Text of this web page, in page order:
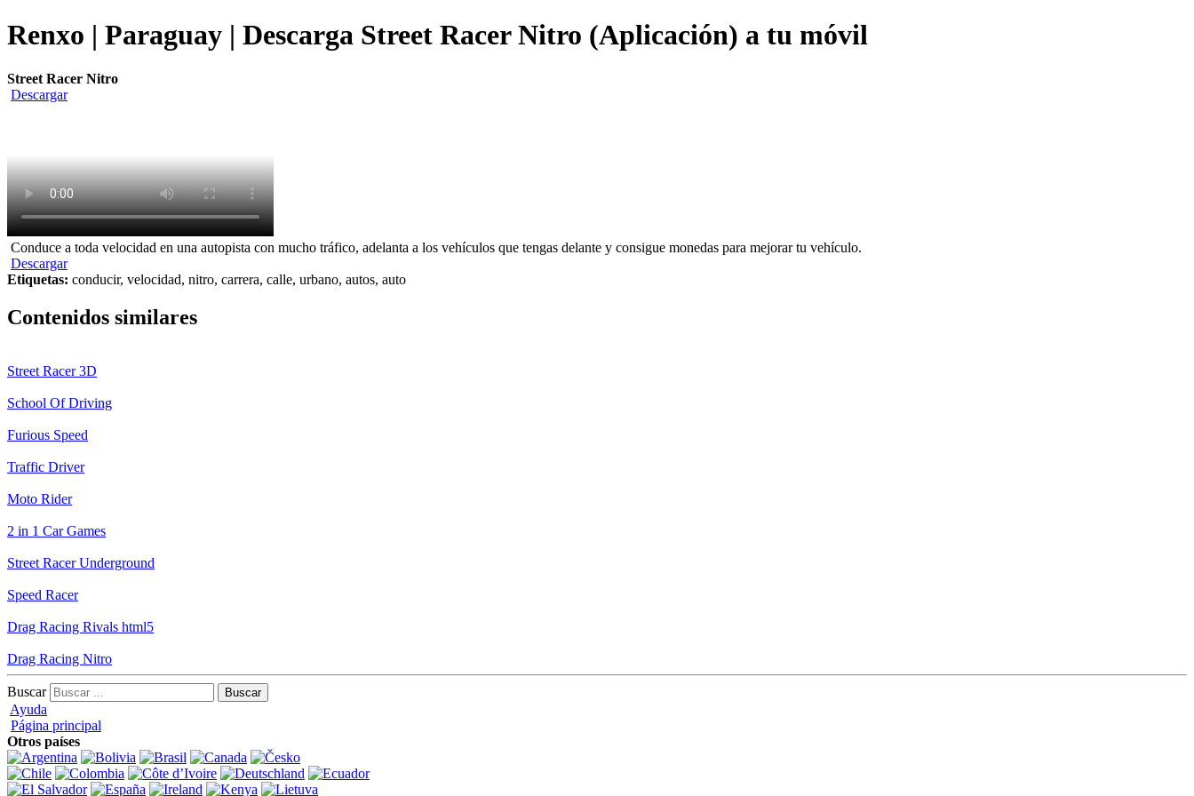
Renxo | Paraguay | Descarga Street Racer Nitro (Aplicación) a tu móvil
Street Racer Nitro
Descargar
Conduce a toda velocidad en una autopista con mucho tráfico, adelanta a los vehículos que tengas delante y consigue monedas para mejorar tu vehículo.
Descargar
Etiquetas: conducir, velocidad, nitro, carrera, calle, urbano, autos, auto
Contenidos similares
Street Racer 3D
School Of Driving
Furious Speed
Traffic Driver
Moto Rider
2 in 1 Car Games
Street Racer Underground
Speed Racer
Drag Racing Rivals html5
Drag Racing Nitro
Buscar
Ayuda
Página principal
Otros países